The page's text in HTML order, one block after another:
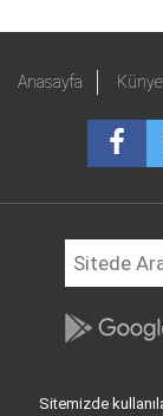
Anasayfa Künye
Sitemizde